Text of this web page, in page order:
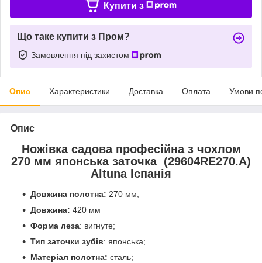
Купити з
Що таке купити з Пром?
Замовлення під захистом
Опис Характеристики Доставка Оплата Умови
Опис
Ножівка садова професійна з чохлом
270 мм японська заточка (29604RE270.A)
Altuna Іспанія
Довжина полотна: 270 мм;
Довжина: 420 мм
Форма леза: вигнуте;
Тип заточки зубів: японська;
Матеріал полотна: сталь;